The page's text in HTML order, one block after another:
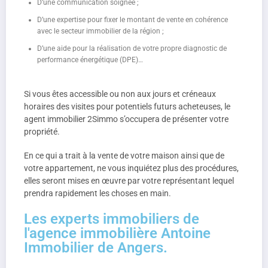
D’une communication soignée ;
D’une expertise pour fixer le montant de vente en cohérence
avec le secteur immobilier de la région ;
D’une aide pour la réalisation de votre propre diagnostic de
performance énergétique (DPE)…
Si vous êtes accessible ou non aux jours et créneaux
horaires des visites pour potentiels futurs acheteuses, le
agent immobilier 2Simmo s’occupera de présenter votre
propriété.
En ce qui a trait à la vente de votre maison ainsi que de
votre appartement, ne vous inquiétez plus des procédures,
elles seront mises en œuvre par votre représentant lequel
prendra rapidement les choses en main.
Les experts immobiliers de
l'agence immobilière Antoine
Immobilier de Angers.